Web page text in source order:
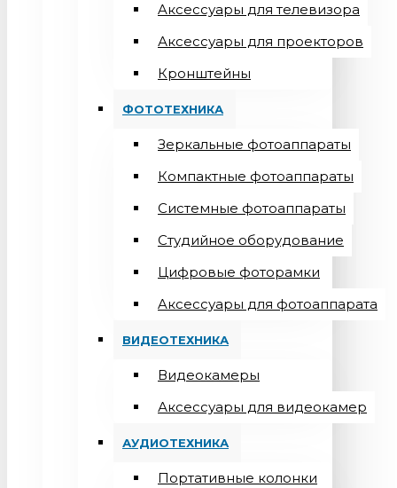
Aксессуары для телевизора
Аксессуары для проекторов
Кронштейны
ФОТОТЕХНИКА
Зеркальные фотоаппараты
Компактные фотоаппараты
Системные фотоаппараты
Студийное оборудование
Цифровые фоторамки
Aксессуары для фотоаппарата
ВИДЕОТЕХНИКА
Видеокамеры
Аксессуары для видеокамер
АУДИОТЕХНИКА
Портативные колонки